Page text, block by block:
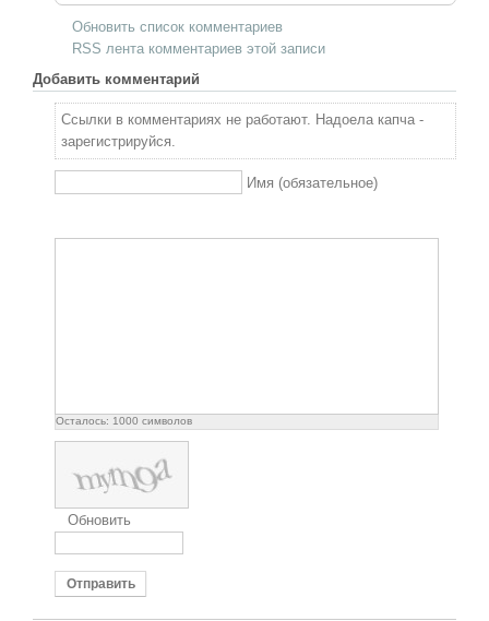
Обновить список комментариев
RSS лента комментариев этой записи
Добавить комментарий
Ссылки в комментариях не работают. Надоела капча -
зарегистрируйся.
Имя (обязательное)
Осталось: 1000 символов
Обновить
Отправить